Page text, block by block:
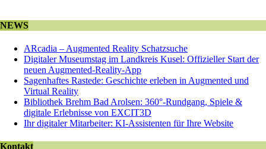
NEWS
ARcadia – Augmented Reality Schatzsuche
Digitaler Museumstag im Landkreis Kusel: Offizieller Start der
neuen Augmented-Reality-App
Sagenhaftes Rastede: Geschichte erleben in Augmented und
Virtual Reality
Bibliothek Brehm Bad Arolsen: 360°-Rundgang, Spiele &
digitale Erlebnisse von EXCIT3D
Ihr digitaler Mitarbeiter: KI-Assistenten für Ihre Website
Kontakt